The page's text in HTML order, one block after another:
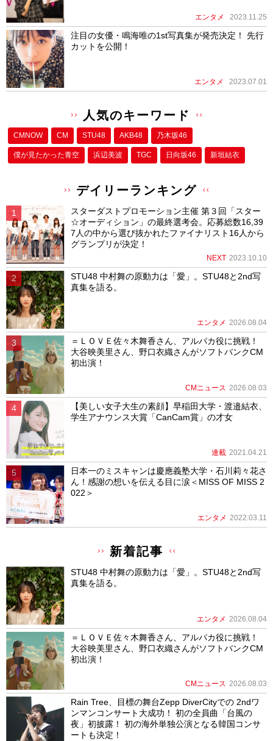
エンタメ 2023.11.25
注目の女優・鳴海唯の1st写真集が発売決定！ 先行
カットを公開！
エンタメ 2023.07.01
人気のキーワード
CMNOW CM STU48 AKB48 乃木坂46
僕が⾒たかった⻘空 浜辺美波 TGC 日向坂46 新垣結衣
デイリーランキング
スターダストプロモーション主催 第３回「スター
☆オーディション」の最終選考会。応募総数16,39
7人の中から選び抜かれたファイナリスト16人から
グランプリが決定！
NEXT 2023.10.10
STU48 中村舞の原動力は「愛」。STU48と2nd写
真集を語る。
エンタメ 2026.08.04
＝ＬＯＶＥ佐々木舞香さん、アルパカ役に挑戦！
大谷映美里さん、野口衣織さんがソフトバンクCM
初出演！
CMニュース 2026.08.03
【美しい女子大生の素顔】早稲田大学・渡邉結衣、
学生アナウンス大賞「CanCam賞」の才女
連載 2021.04.21
日本一のミスキャンは慶應義塾大学・石川莉々花さ
ん！感謝の想いを伝える目に涙＜MISS OF MISS 2
022＞
エンタメ 2022.03.11
新着記事
STU48 中村舞の原動力は「愛」。STU48と2nd写
真集を語る。
エンタメ 2026.08.04
＝ＬＯＶＥ佐々木舞香さん、アルパカ役に挑戦！
大谷映美里さん、野口衣織さんがソフトバンクCM
初出演！
CMニュース 2026.08.03
Rain Tree、目標の舞台Zepp DiverCityでの 2ndワ
ンマンコンサート大成功！ 初の全員曲「台風の
夜」初披露！ 初の海外単独公演となる韓国コンサ
ートも決定！